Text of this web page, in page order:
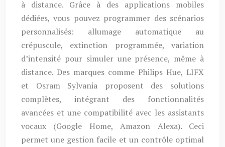
à distance. Grâce à des applications mobiles
dédiées, vous pouvez programmer des scénarios
personnalisés: allumage automatique au
crépuscule, extinction programmée, variation
d’intensité pour simuler une présence, même à
distance. Des marques comme Philips Hue, LIFX
et Osram Sylvania proposent des solutions
complètes, intégrant des fonctionnalités
avancées et une compatibilité avec les assistants
vocaux (Google Home, Amazon Alexa). Ceci
permet une gestion facile et un contrôle optimal